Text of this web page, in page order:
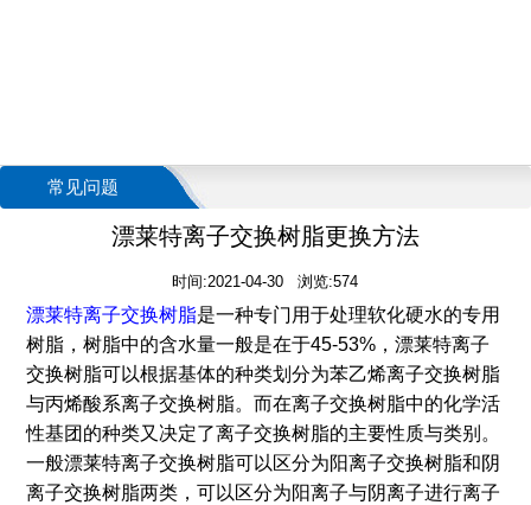
常见问题
漂莱特离子交换树脂更换方法
时间:2021-04-30 浏览:574
漂莱特离子交换树脂是一种专门用于处理软化硬水的专用
树脂，树脂中的含水量一般是在于45-53%，漂莱特离子
交换树脂可以根据基体的种类划分为苯乙烯离子交换树脂
与丙烯酸系离子交换树脂。而在离子交换树脂中的化学活
性基团的种类又决定了离子交换树脂的主要性质与类别。
一般漂莱特离子交换树脂可以区分为阳离子交换树脂和阴
离子交换树脂两类，可以区分为阳离子与阴离子进行离子